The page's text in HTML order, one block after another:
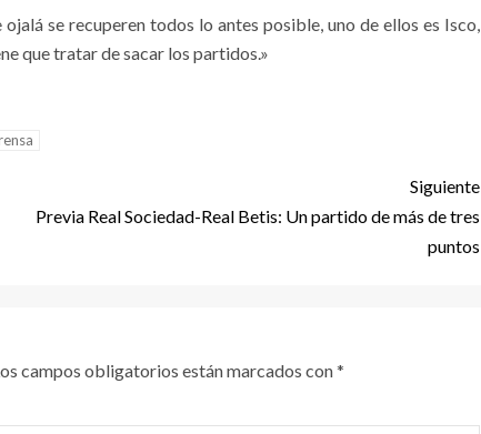
ojalá se recuperen todos lo antes posible, uno de ellos es Isco,
que tratar de sacar los partidos.»
Siguiente
Previa Real Sociedad-Real Betis: Un partido de más de tres
puntos
campos obligatorios están marcados con*